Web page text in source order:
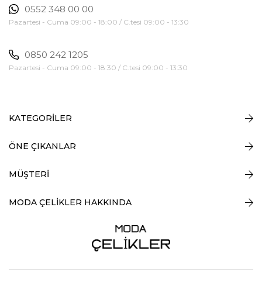
0552 348 00 00
Pazartesi - Cuma 09:00 - 18:00 / C.tesi 09:00 - 13:30
0850 242 1205
Pazartesi - Cuma 09:00 - 18:30 / C.tesi 09:00 - 13:30
KATEGORİLER
ÖNE ÇIKANLAR
MÜŞTERİ
MODA ÇELİKLER HAKKINDA